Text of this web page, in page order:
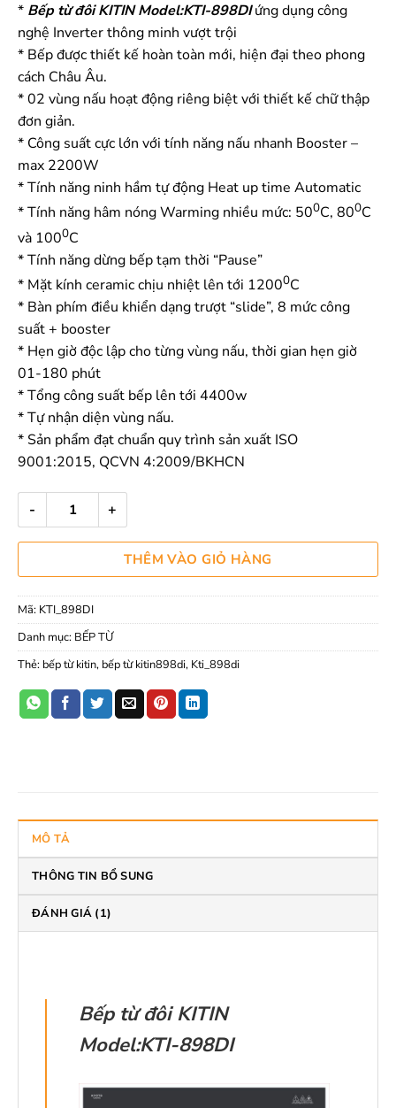
* Bếp từ đôi KITIN Model:KTI-898DIứng dụng công
nghệ Inverter thông minh vượt trội
* Bếp được thiết kế hoàn toàn mới, hiện đại theo phong
cách Châu Âu.
* 02 vùng nấu hoạt động riêng biệt với thiết kế chữ thập
đơn giản.
* Công suất cực lớn với tính năng nấu nhanh Booster –
max 2200W
* Tính năng ninh hầm tự động Heat up time Automatic
* Tính năng hâm nóng Warming nhiều mức: 500C, 800C
và 1000C
* Tính năng dừng bếp tạm thời “Pause”
* Mặt kính ceramic chịu nhiệt lên tới 12000C
* Bàn phím điều khiển dạng trượt “slide”, 8 mức công
suất + booster
* Hẹn giờ độc lập cho từng vùng nấu, thời gian hẹn giờ
01-180 phút
* Tổng công suất bếp lên tới 4400w
* Tự nhận diện vùng nấu.
* Sản phẩm đạt chuẩn quy trình sản xuất ISO
9001:2015, QCVN 4:2009/BKHCN
BẾP TỪ ĐÔI KITIN KTI_898DI số lượng
THÊM VÀO GIỎ HÀNG
Mã: KTI_898DI
Danh mục: BẾP TỪ
Thẻ: bếp từ kitin, bếp từ kitin898di, Kti_898di
MÔ TẢ
THÔNG TIN BỔ SUNG
ĐÁNH GIÁ (1)
Bếp từ đôi KITIN
Model:KTI-898DI